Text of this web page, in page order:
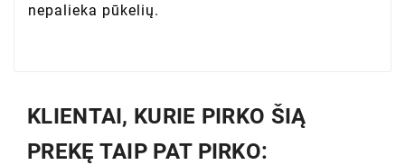
nepalieka pūkelių.
KLIENTAI, KURIE PIRKO ŠIĄ
PREKĘ TAIP PAT PIRKO: